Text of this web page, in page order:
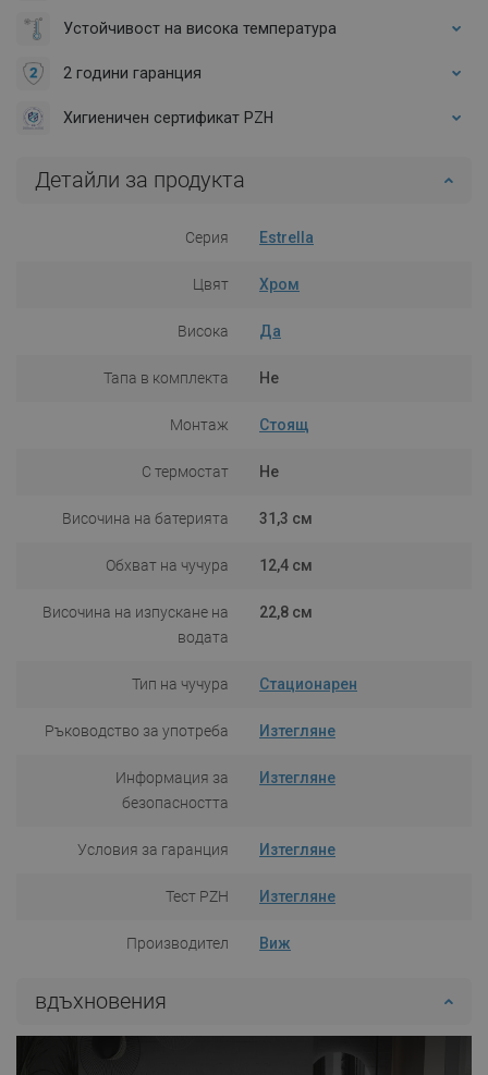
Устойчивост на висока температура
2 години гаранция
Хигиеничен сертификат PZH
Детайли за продукта
Серия Estrella
Цвят Хром
Висока Да
Тапа в комплекта Не
Монтаж Стоящ
С термостат Не
Височина на батерията 31,3 см
Обхват на чучура 12,4 см
Височина на изпускане на
водата
22,8 см
Тип на чучура Стационарен
Ръководство за употреба Изтегляне
Информация за
безопасността
Изтегляне
Условия за гаранция Изтегляне
Тест PZH Изтегляне
Производител Виж
вдъхновения